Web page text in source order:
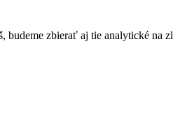
zbierať aj tie analytické na